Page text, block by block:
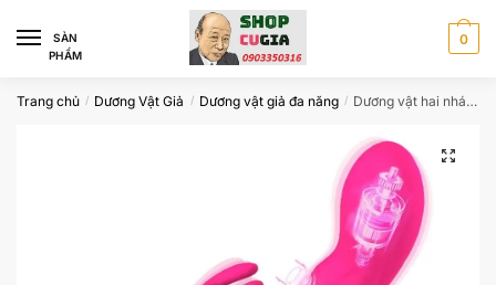
navigation
content
SÀN
PHẨM
0
Trang chủ / Dương Vật Giả / Dương vật giả đa năng / Dương vật hai nhánh tai thỏ-mắt rung siêu mạnh